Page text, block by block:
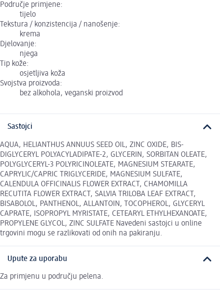
Područje primjene:
tijelo
Tekstura / konzistencija / nanošenje:
krema
Djelovanje:
njega
Tip kože:
osjetljiva koža
Svojstva proizvoda:
bez alkohola, veganski proizvod
Sastojci
AQUA, HELIANTHUS ANNUUS SEED OIL, ZINC OXIDE, BIS-
DIGLYCERYL POLYACYLADIPATE-2, GLYCERIN, SORBITAN OLEATE,
POLYGLYCERYL-3 POLYRICINOLEATE, MAGNESIUM STEARATE,
CAPRYLIC/CAPRIC TRIGLYCERIDE, MAGNESIUM SULFATE,
CALENDULA OFFICINALIS FLOWER EXTRACT, CHAMOMILLA
RECUTITA FLOWER EXTRACT, SALVIA TRILOBA LEAF EXTRACT,
BISABOLOL, PANTHENOL, ALLANTOIN, TOCOPHEROL, GLYCERYL
CAPRATE, ISOPROPYL MYRISTATE, CETEARYL ETHYLHEXANOATE,
PROPYLENE GLYCOL, ZINC SULFATE Navedeni sastojci u online
trgovini mogu se razlikovati od onih na pakiranju.
Upute za uporabu
Za primjenu u području pelena.